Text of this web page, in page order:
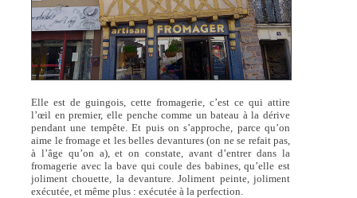
Elle est de guingois, cette fromagerie, c’est ce qui attire
l’œil en premier, elle penche comme un bateau à la dérive
pendant une tempête. Et puis on s’approche, parce qu’on
aime le fromage et les belles devantures (on ne se refait pas,
à l’âge qu’on a), et on constate, avant d’entrer dans la
fromagerie avec la bave qui coule des babines, qu’elle est
joliment chouette, la devanture. Joliment peinte, joliment
exécutée, et même plus : exécutée à la perfection.